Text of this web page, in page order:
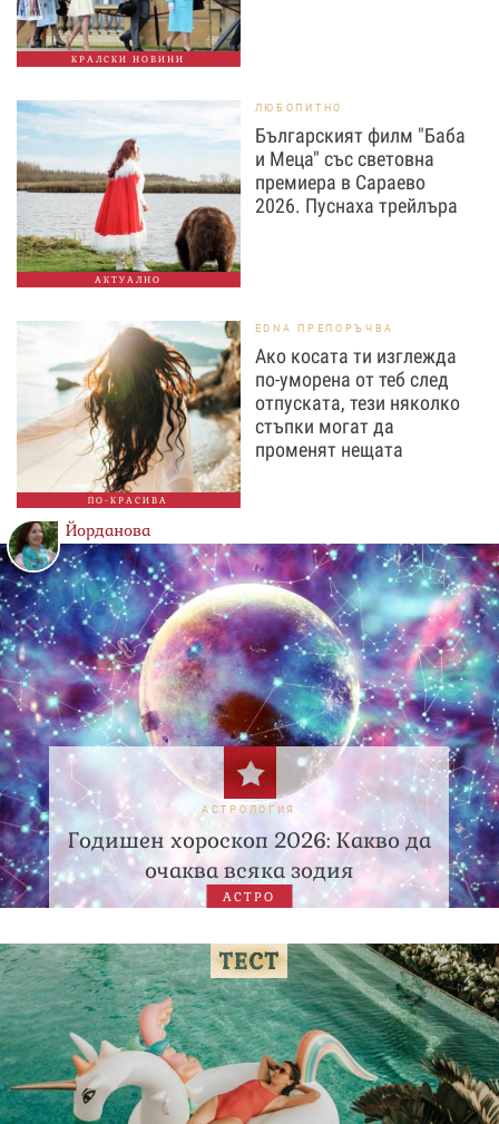
КРАЛСКИ НОВИНИ
АКТУАЛНО
ЛЮБОПИТНО
Българският филм "Баба
и Меца" със световна
премиера в Сараево
2026. Пуснаха трейлъра
ПО-КРАСИВА
EDNA ПРЕПОРЪЧВА
Ако косата ти изглежда
по-уморена от теб след
отпуската, тези няколко
стъпки могат да
променят нещата
Йорданова
АСТРОЛОГИЯ
Годишен хороскоп 2026: Какво да
очаква всяка зодия
АСТРО